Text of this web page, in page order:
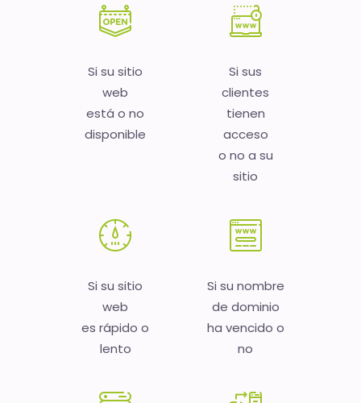
Si su sitio
web
está o no
disponible
Si sus
clientes
tienen
acceso
o no a su
sitio
Si su sitio
web
es rápido o
lento
Si su nombre
de dominio
ha vencido o
no